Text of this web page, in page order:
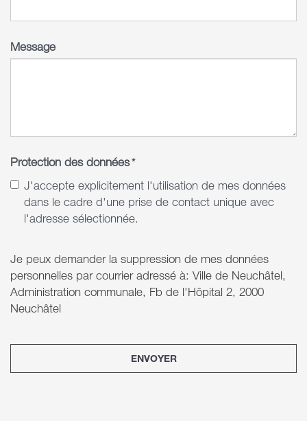
Message
Protection des données*
J'accepte explicitement l'utilisation de mes données
dans le cadre d'une prise de contact unique avec
l'adresse sélectionnée.
Je peux demander la suppression de mes données
personnelles par courrier adressé à: Ville de Neuchâtel,
Administration communale, Fb de l'Hôpital 2, 2000
Neuchâtel
ENVOYER